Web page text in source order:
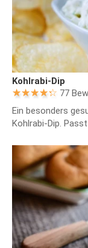
Kohlrabi-Dip
77
Ein besonders
Kohlrabi-Dip.